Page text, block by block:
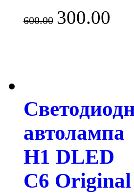
600.00 300.00
автолампа
H1 DLED
C6 Original